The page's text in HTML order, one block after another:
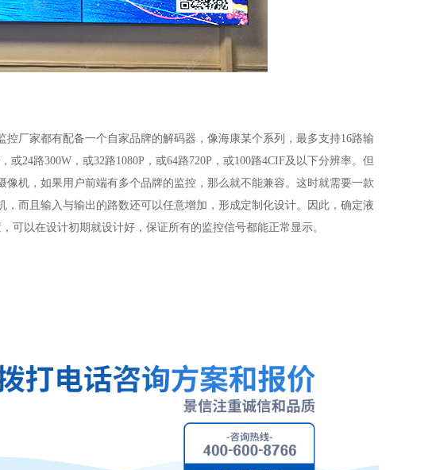
厂家都有配备一个自家品牌的解码器，像海康某个系列，最多支持16路输
24路300W，或32路1080P，或64路720P，或100路4CIF及以下分辨率。但
机，如果用户前端有多个品牌的监控，那么就不能兼容。这时就需要一款
而且输入与输出的路数还可以任意增加，形成定制化设计。因此，确定液
可以在设计初期就设计好，保证所有的监控信号都能正常显示。